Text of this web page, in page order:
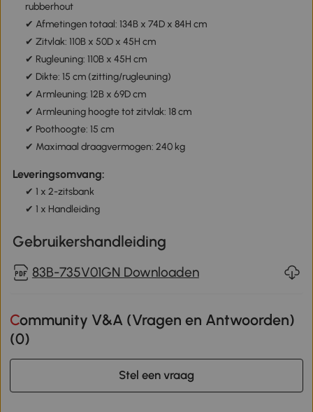
rubberhout
✔ Afmetingen totaal: 134B x 74D x 84H cm
✔ Zitvlak: 110B x 50D x 45H cm
✔ Rugleuning: 110B x 45H cm
✔ Dikte: 15 cm (zitting/rugleuning)
✔ Armleuning: 12B x 69D cm
✔ Armleuning hoogte tot zitvlak: 18 cm
✔ Poothoogte: 15 cm
✔ Maximaal draagvermogen: 240 kg
Leveringsomvang:
✔ 1 x 2-zitsbank
✔ 1 x Handleiding
Gebruikershandleiding
83B-735V01GN Downloaden
Community V&A (Vragen en Antwoorden)
(0)
Stel een vraag